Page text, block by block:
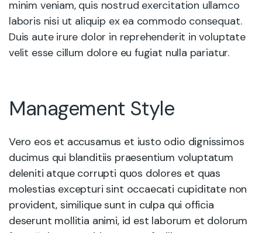
minim veniam, quis nostrud exercitation ullamco
laboris nisi ut aliquip ex ea commodo consequat.
Duis aute irure dolor in reprehenderit in voluptate
velit esse cillum dolore eu fugiat nulla pariatur.
Management Style
Vero eos et accusamus et iusto odio dignissimos
ducimus qui blanditiis praesentium voluptatum
deleniti atque corrupti quos dolores et quas
molestias excepturi sint occaecati cupiditate non
provident, similique sunt in culpa qui officia
deserunt mollitia animi, id est laborum et dolorum